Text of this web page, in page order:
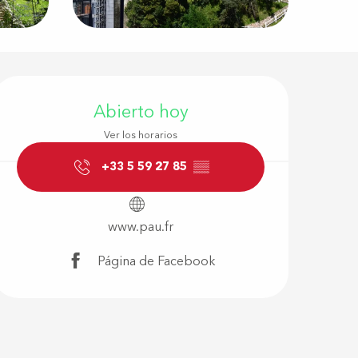
Horarios y
Abierto hoy
Ver los horarios
+33 5 59 27 85 ▒▒
www.pau.fr
Página de Facebook